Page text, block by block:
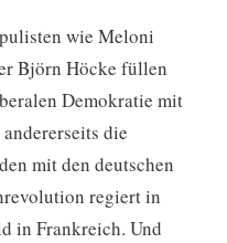
wie Meloni
Björn Höcke füllen
Demokratie mit
die
mit den deutschen
regiert in
in Frankreich. Und